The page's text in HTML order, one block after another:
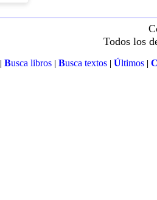
Todos los
Busca libros| Busca textos| Últimos|